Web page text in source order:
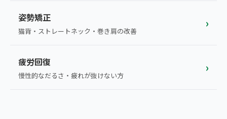
姿勢矯正
猫背・ストレートネック・巻き肩の改善
›
疲労回復
慢性的なだるさ・疲れが抜けない方
›